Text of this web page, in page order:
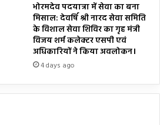
भोरमदेव पदयात्रा में सेवा का बना
मिसाल: देवर्षि श्री नारद सेवा समिति
के विशाल सेवा शिविर का गृह मंत्री
विजय शर्म कलेक्टर एसपी एवं
अधिकारियों ने किया अवलोकन।
4 days ago